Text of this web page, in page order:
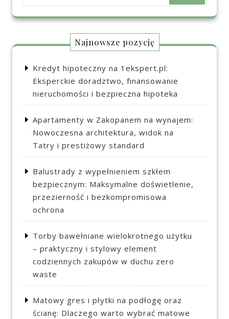
Najnowsze pozycję
Kredyt hipoteczny na 1ekspert.pl:
Eksperckie doradztwo, finansowanie
nieruchomości i bezpieczna hipoteka
Apartamenty w Zakopanem na wynajem:
Nowoczesna architektura, widok na
Tatry i prestiżowy standard
Balustrady z wypełnieniem szkłem
bezpiecznym: Maksymalne doświetlenie,
przezierność i bezkompromisowa
ochrona
Torby bawełniane wielokrotnego użytku
– praktyczny i stylowy element
codziennych zakupów w duchu zero
waste
Matowy gres i płytki na podłogę oraz
ścianę: Dlaczego warto wybrać matowe